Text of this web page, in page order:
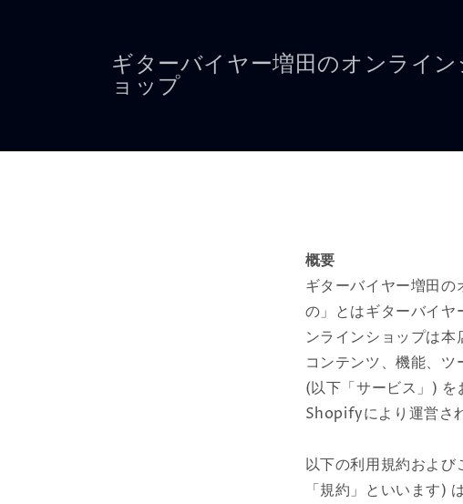
ギターバイヤー増田のオンライン
ョップ
概要
ギターバイヤー増田
の」とはギターバイヤ
ンラインショップは本
コンテンツ、機能、
(以下「サービス」)
Shopifyにより運営さ
以下の利用規約およ
「規約」といいます)